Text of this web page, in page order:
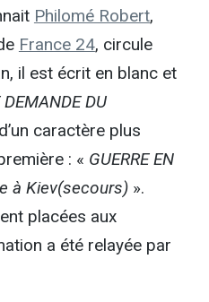
Philomé Robert,
France 24, circule
il est écrit en blanc et
DU
caractère plus
: « GUERRE EN
à Kiev(secours) ».
placées aux
a été relayée par